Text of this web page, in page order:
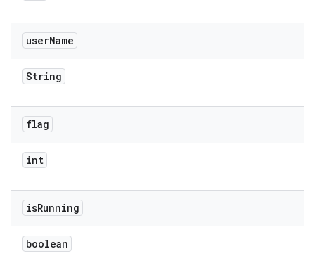
userName
String
flag
int
isRunning
boolean